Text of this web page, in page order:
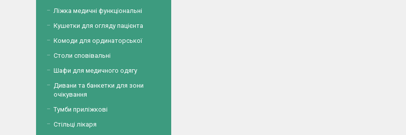
Ліжка медичні функціональні
Кушетки для огляду пацієнта
Комоди для ординаторської
Столи сповівальні
Шафи для медичного одягу
Дивани та банкетки для зони
очікування
Тумби приліжкові
Стільці лікаря